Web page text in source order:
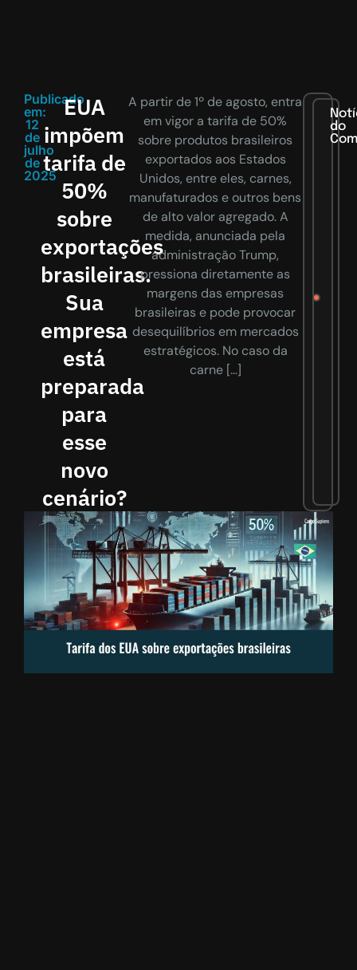
Publicado
em:
12
de
julho
de
2025
EUA
impõem
tarifa de
50%
sobre
exportações
brasileiras.
Sua
empresa
está
preparada
para
esse
novo
cenário?
A partir de 1º de agosto, entra
em vigor a tarifa de 50%
sobre produtos brasileiros
exportados aos Estados
Unidos, entre eles, carnes,
manufaturados e outros bens
de alto valor agregado. A
medida, anunciada pela
administração Trump,
pressiona diretamente as
margens das empresas
brasileiras e pode provocar
desequilíbrios em mercados
estratégicos. No caso da
carne […]
do